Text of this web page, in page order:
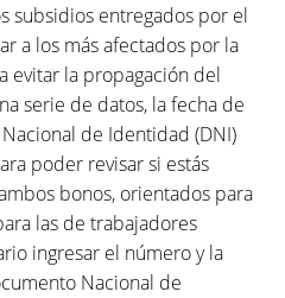
subsidios entregados por el
a los más afectados por la
evitar la propagación del
serie de datos, la fecha de
de Identidad (DNI)
poder revisar si estás
bonos, orientados para
las de trabajadores
ingresar el número y la
Nacional de